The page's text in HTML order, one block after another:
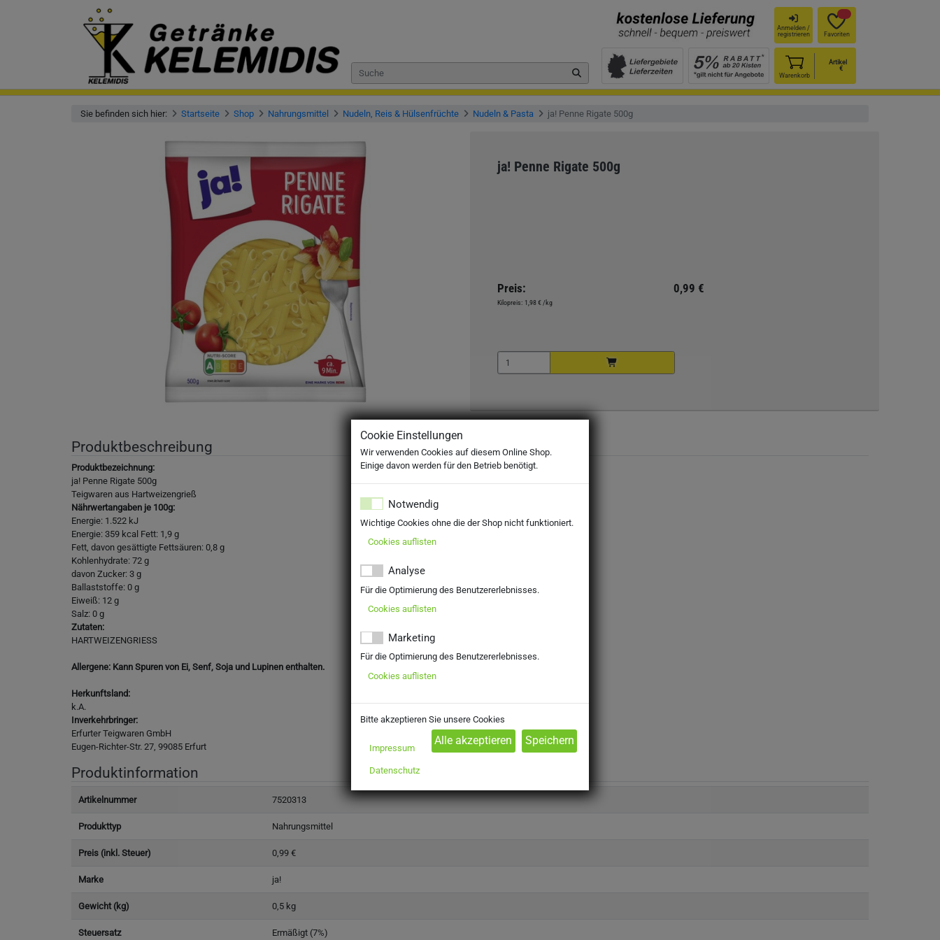
Anmelden /
registrieren
Favoriten
Warenkorb
Artikel
€
Sie befinden sich hier: Startseite Shop Nahrungsmittel Nudeln, Reis & Hülsenfrüchte Nudeln & Pasta ja! Penne Rigate 500g
ja! Penne Rigate 500g
Preis: 0,99 €
Kilopreis: 1,98 € /kg
Produktbeschreibung
Produktbezeichnung:
ja! Penne Rigate 500g
Teigwaren aus Hartweizengrieß
Nährwertangaben je 100g:
Energie: 1.522 kJ
Energie: 359 kcal Fett: 1,9 g
Fett, davon gesättigte Fettsäuren: 0,8 g
Kohlenhydrate: 72 g
davon Zucker: 3 g
Ballaststoffe: 0 g
Eiweiß: 12 g
Salz: 0 g
Zutaten:
HARTWEIZENGRIESS
Allergene: Kann Spuren von Ei, Senf, Soja und Lupinen enthalten.
Herkunftsland:
k.A.
Inverkehrbringer:
Erfurter Teigwaren GmbH
Eugen-Richter-Str. 27, 99085 Erfurt
Produktinformation
Artikelnummer 7520313
Produkttyp Nahrungsmittel
Preis (inkl. Steuer) 0,99 €
Marke ja!
Gewicht (kg) 0,5 kg
Steuersatz Ermäßigt (7%)
Cookie Einstellungen
Wir verwenden Cookies auf diesem Online Shop.
Einige davon werden für den Betrieb benötigt.
Notwendig
Wichtige Cookies ohne die der Shop nicht funktioniert.
Cookies auflisten
Analyse
Für die Optimierung des Benutzererlebnisses.
Cookies auflisten
Marketing
Für die Optimierung des Benutzererlebnisses.
Cookies auflisten
Bitte akzeptieren Sie unsere Cookies
Impressum
Datenschutz